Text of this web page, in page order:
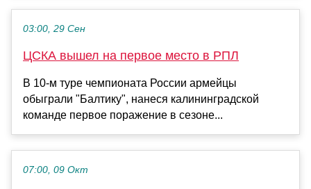
03:00, 29 Сен
ЦСКА вышел на первое место в РПЛ
В 10-м туре чемпионата России армейцы
обыграли "Балтику", нанеся калининградской
команде первое поражение в сезоне...
07:00, 09 Окт